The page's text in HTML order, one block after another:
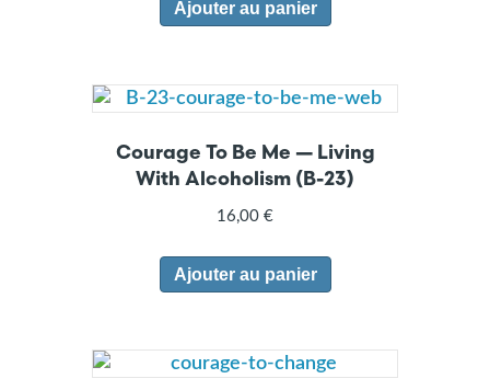
Ajouter au panier
Courage To Be Me — Living
With Alcoholism (B-23)
16,00 €
Ajouter au panier